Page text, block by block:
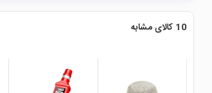
10 کالای مشابه